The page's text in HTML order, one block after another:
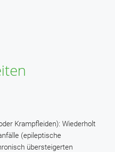
Krampfleiden): Wiederholt
(epileptische
übersteigerten